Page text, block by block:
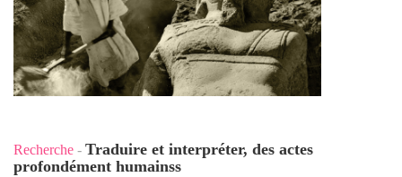
Recherche - Traduire et interpréter, des actes
profondément humainss